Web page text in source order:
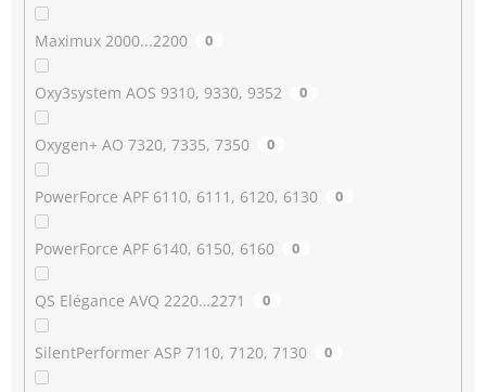
Maximux 2000...2200 0
Oxy3system AOS 9310, 9330, 9352 0
Oxygen+ AO 7320, 7335, 7350 0
PowerForce APF 6110, 6111, 6120, 6130 0
PowerForce APF 6140, 6150, 6160 0
QS Elégance AVQ 2220…2271 0
SilentPerformer ASP 7110, 7120, 7130 0